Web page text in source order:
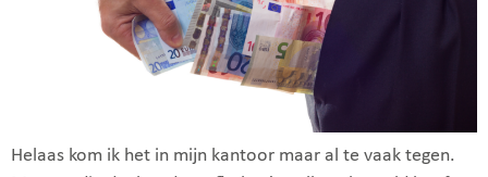
Helaas kom ik het in mijn kantoor maar al te vaak tegen.